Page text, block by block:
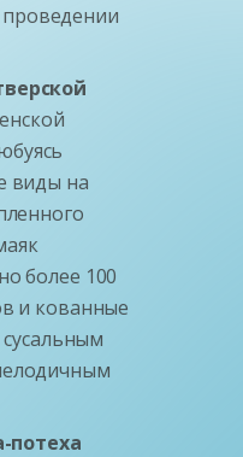
виды на
более 100
и кованные
потеха